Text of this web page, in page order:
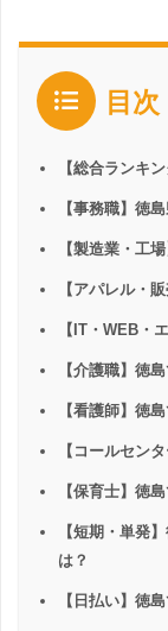
目次
【総合ランキ
【事務職】徳
【製造業・工
【アパレル・
【IT・WEB・
【介護職】徳
【看護師】徳
【コールセン
【保育士】徳
【短期・単発
は？
【日払い】徳